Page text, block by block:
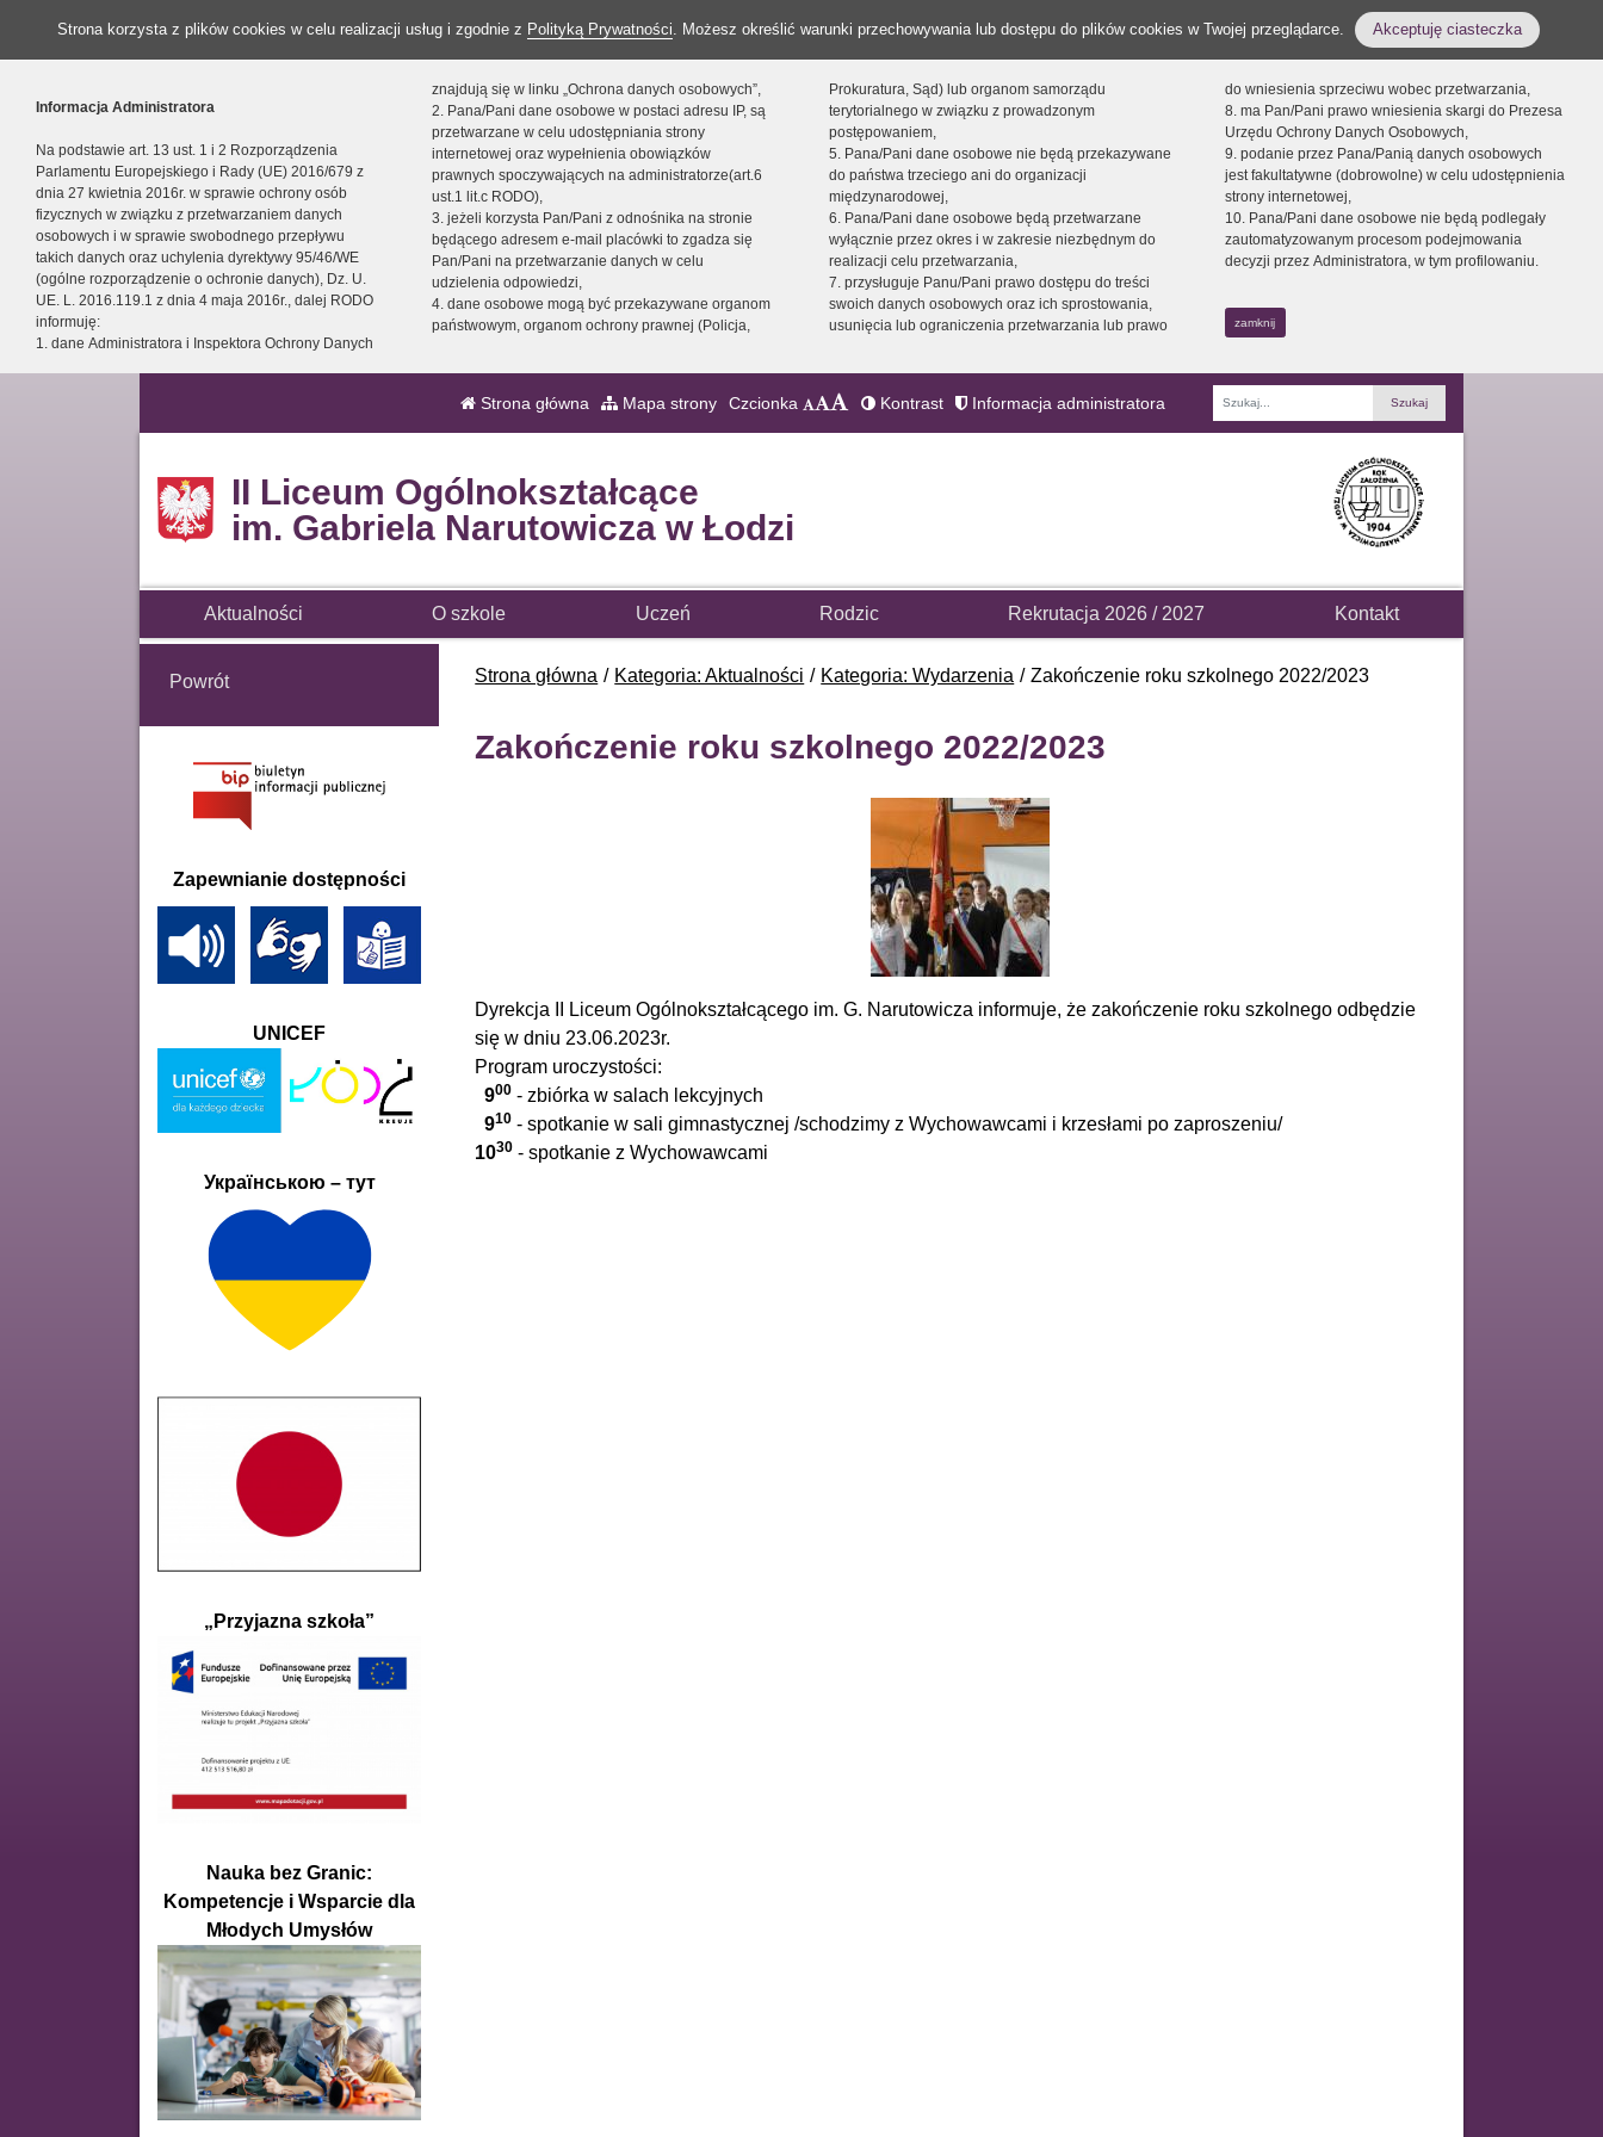
Strona korzysta z plików cookies w celu realizacji usług i zgodnie z Polityką Prywatności. Możesz określić warunki przechowywania lub dostępu do plików cookies w Twojej przeglądarce. Akceptuję ciasteczka
Informacja Administratora
Na podstawie art. 13 ust. 1 i 2 Rozporządzenia
Parlamentu Europejskiego i Rady (UE) 2016/679 z
dnia 27 kwietnia 2016r. w sprawie ochrony osób
fizycznych w związku z przetwarzaniem danych
osobowych i w sprawie swobodnego przepływu
takich danych oraz uchylenia dyrektywy 95/46/WE
(ogólne rozporządzenie o ochronie danych), Dz. U.
UE. L. 2016.119.1 z dnia 4 maja 2016r., dalej RODO
informuję:
1. dane Administratora i Inspektora Ochrony Danych
znajdują się w linku „Ochrona danych osobowych”,
2. Pana/Pani dane osobowe w postaci adresu IP, są
przetwarzane w celu udostępniania strony
internetowej oraz wypełnienia obowiązków
prawnych spoczywających na administratorze(art.6
ust.1 lit.c RODO),
3. jeżeli korzysta Pan/Pani z odnośnika na stronie
będącego adresem e-mail placówki to zgadza się
Pan/Pani na przetwarzanie danych w celu
udzielenia odpowiedzi,
4. dane osobowe mogą być przekazywane organom
państwowym, organom ochrony prawnej (Policja,
Prokuratura, Sąd) lub organom samorządu
terytorialnego w związku z prowadzonym
postępowaniem,
5. Pana/Pani dane osobowe nie będą przekazywane
do państwa trzeciego ani do organizacji
międzynarodowej,
6. Pana/Pani dane osobowe będą przetwarzane
wyłącznie przez okres i w zakresie niezbędnym do
realizacji celu przetwarzania,
7. przysługuje Panu/Pani prawo dostępu do treści
swoich danych osobowych oraz ich sprostowania,
usunięcia lub ograniczenia przetwarzania lub prawo
do wniesienia sprzeciwu wobec przetwarzania,
8. ma Pan/Pani prawo wniesienia skargi do Prezesa
Urzędu Ochrony Danych Osobowych,
9. podanie przez Pana/Panią danych osobowych
jest fakultatywne (dobrowolne) w celu udostępnienia
strony internetowej,
10. Pana/Pani dane osobowe nie będą podlegały
zautomatyzowanym procesom podejmowania
decyzji przez Administratora, w tym profilowaniu.
zamknij
Strona główna Mapa strony Czcionka Kontrast Informacja administratora
Fraza
II Liceum Ogólnokształcące
im. Gabriela Narutowicza w Łodzi
Aktualności O szkole Uczeń Rodzic Rekrutacja 2026 / 2027 Kontakt
Strona główna Kategoria: Aktualności Kategoria: Wydarzenia Zakończenie roku szkolnego 2022/2023
Zakończenie roku szkolnego 2022/2023
Dyrekcja II Liceum Ogólnokształcącego im. G. Narutowicza informuje, że zakończenie roku szkolnego odbędzie
się w dniu 23.06.2023r.
Program uroczystości:
900 - zbiórka w salach lekcyjnych
910 - spotkanie w sali gimnastycznej /schodzimy z Wychowawcami i krzesłami po zaproszeniu/
1030 - spotkanie z Wychowawcami
Powrót
Zapewnianie dostępności
UNICEF
Українською – тут
„Przyjazna szkoła”
Nauka bez Granic:
Kompetencje i Wsparcie dla
Młodych Umysłów